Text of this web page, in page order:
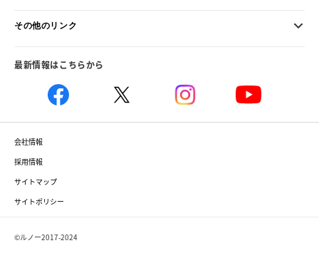
その他のリンク
最新情報はこちらから
会社情報
採用情報
サイトマップ
サイトポリシー
©ルノー2017-2024